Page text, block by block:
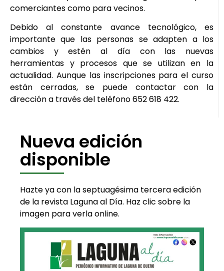
comerciantes como para vecinos.
Debido al constante avance tecnológico, es
importante que las personas se adapten a los
cambios y estén al día con las nuevas
herramientas y procesos que se utilizan en la
actualidad. Aunque las inscripciones para el curso
están cerradas, se puede contactar con la
dirección a través del teléfono 652 618 422.
Nueva edición
disponible
Hazte ya con la septuagésima tercera edición
de la revista Laguna al Día. Haz clic sobre la
imagen para verla online.